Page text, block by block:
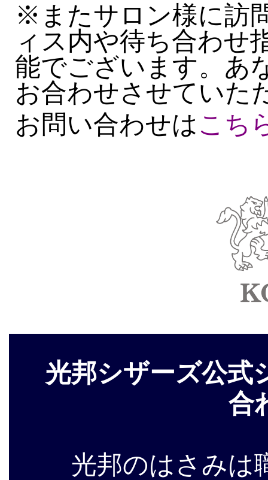
※またサロン様に訪
ィス内や待ち合わせ
能でございます。あ
お合わせさせていた
お問い合わせは こち
光邦シザーズ公式
合
光邦のはさみは